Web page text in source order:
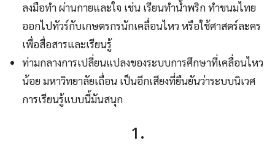
ลงมือทำ ผ่านกายและใจ เช่น เรียนทำน้ำพริก ทำขนมไทย
ออกไปทัวร์กับเกษตรกรนักเคลื่อนไหว หรือใช้ศาสตร์ละคร
เพื่อสื่อสารและเรียนรู้
ท่ามกลางการเปลี่ยนแปลงของระบบการศึกษาที่เคลื่อนไหว
น้อย มหาวิทยาลัยเถื่อน เป็นอีกเสียงที่ยืนยันว่าระบบนิเวศ
การเรียนรู้แบบนี้มันสนุก
1.